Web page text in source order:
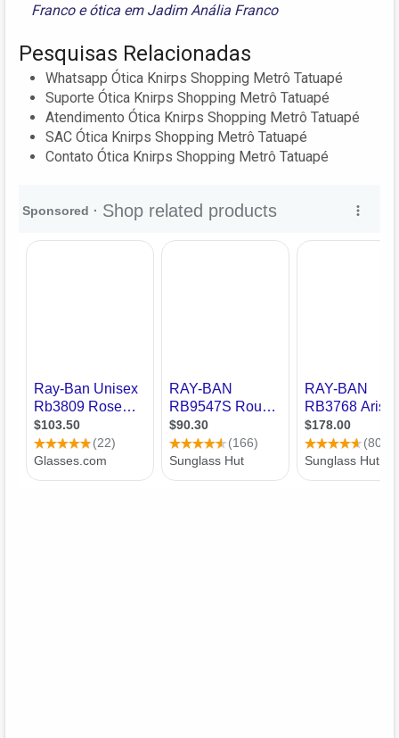
Francoeótica em Jadim Anália Franco
Pesquisas Relacionadas
Whatsapp Ótica Knirps Shopping Metrô Tatuapé
Suporte Ótica Knirps Shopping Metrô Tatuapé
Atendimento Ótica Knirps Shopping Metrô Tatuapé
SAC Ótica Knirps Shopping Metrô Tatuapé
Contato Ótica Knirps Shopping Metrô Tatuapé